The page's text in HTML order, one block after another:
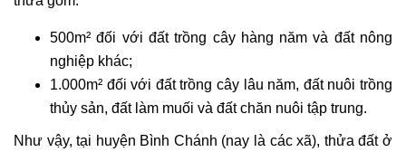
500m² đối với đất trồng cây hàng năm và đất nông
nghiệp khác;
1.000m² đối với đất trồng cây lâu năm, đất nuôi trồng
thủy sản, đất làm muối và đất chăn nuôi tập trung.
Như vậy, tại huyện Bình Chánh (nay là các xã), thửa đất ở